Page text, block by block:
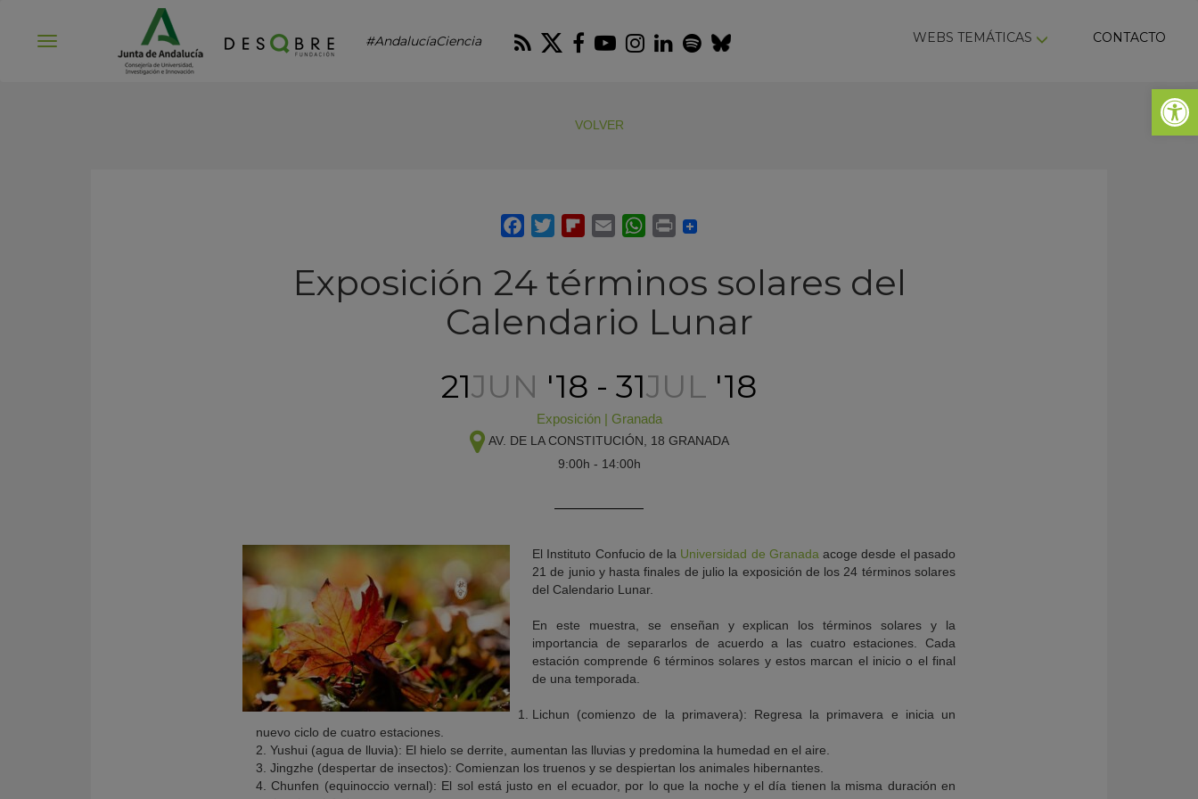
Abrir
#AndalucíaCiencia RSS Twitter
Facebook
Youtube
Instagram
LinkedIn
Spotify
Bluesky WEBS TEMÁTICAS CONTACTO
VOLVER
Exposición 24 términos solares del
Calendario Lunar
21JUN '18 - 31JUL '18
Exposición| Granada
AV. DE LA CONSTITUCIÓN, 18 GRANADA
9:00h - 14:00h
El Instituto Confucio de la Universidad de Granada acoge desde el pasado
21 de junio y hasta finales de julio la exposición de los 24 términos solares
del Calendario Lunar.
En este muestra, se enseñan y explican los términos solares y la
importancia de separarlos de acuerdo a las cuatro estaciones. Cada
estación comprende 6 términos solares y estos marcan el inicio o el final
de una temporada.
Lichun (comienzo de la primavera): Regresa la primavera e inicia un
nuevo ciclo de cuatro estaciones.
2. Yushui (agua de lluvia): El hielo se derrite, aumentan las lluvias y predomina la humedad en el aire.
3. Jingzhe (despertar de insectos): Comienzan los truenos y se despiertan los animales hibernantes.
4. Chunfen (equinoccio vernal): El sol está justo en el ecuador, por lo que la noche y el día tienen la misma duración en